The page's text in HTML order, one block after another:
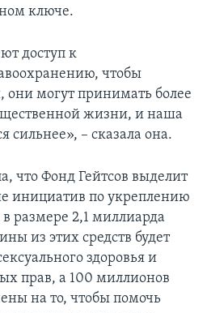
ключе.
доступ к
чтобы
они могут принимать более
жизни, и наша
сильнее», – сказала она.
что Фонд Гейтсов выделит
инициатив по укреплению
размере 2,1 миллиарда
из этих средств будет
здоровья и
прав, а 100 миллионов
на то, чтобы помочь